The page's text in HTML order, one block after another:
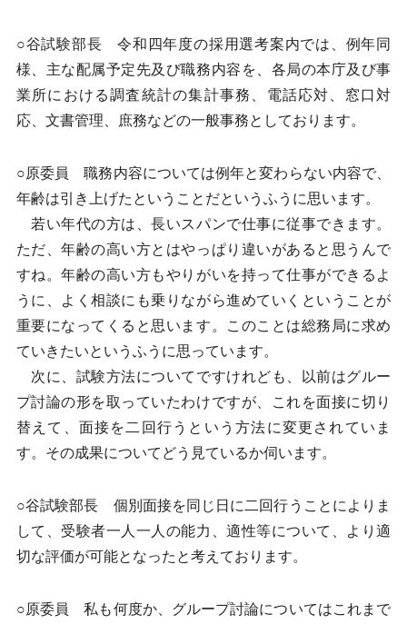
○谷試験部長 令和四年度の採用選考案内では、例年同
様、主な配属予定先及び職務内容を、各局の本庁及び事
業所における調査統計の集計事務、電話応対、窓口対
応、文書管理、庶務などの一般事務としております。
○原委員 職務内容については例年と変わらない内容で、
年齢は引き上げたということだというふうに思います。
若い年代の方は、長いスパンで仕事に従事できます。
ただ、年齢の高い方とはやっぱり違いがあると思うんで
すね。年齢の高い方もやりがいを持って仕事ができるよ
うに、よく相談にも乗りながら進めていくということが
重要になってくると思います。このことは総務局に求め
ていきたいというふうに思っています。
次に、試験方法についてですけれども、以前はグルー
プ討論の形を取っていたわけですが、これを面接に切り
替えて、面接を二回行うという方法に変更されていま
す。その成果についてどう見ているか伺います。
○谷試験部長 個別面接を同じ日に二回行うことによりま
して、受験者一人一人の能力、適性等について、より適
切な評価が可能となったと考えております。
○原委員 私も何度か、グループ討論についてはこれまで